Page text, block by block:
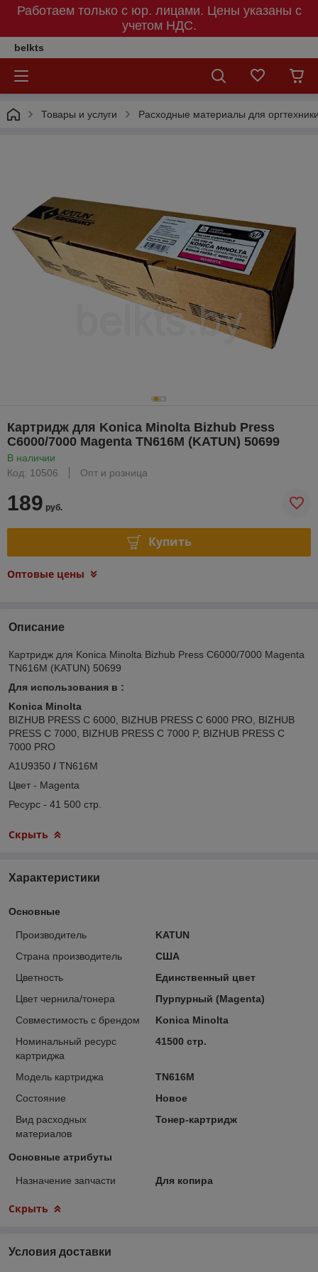
Работаем только с юр. лицами. Цены указаны c
учетом НДС.
belkts
Товары и услуги Расходные материалы для
Картридж для Konica Minolta Bizhub Press
C6000/7000 Magenta TN616M (KATUN) 50699
В наличии
Код: 10506
Опт и розница
189 руб.
Купить
Оптовые цены
Описание
Картридж для Konica Minolta Bizhub Press C6000/7000 Magenta
TN616M (KATUN) 50699
Для использования в :
Konica Minolta
BIZHUB PRESS C 6000, BIZHUB PRESS C 6000 PRO, BIZHUB
PRESS C 7000, BIZHUB PRESS C 7000 P, BIZHUB PRESS C
7000 PRO
A1U9350 / TN616M
Цвет - Magenta
Ресурс - 41 500 стр.
Скрыть
Характеристики
Основные
Производитель
KATUN
Страна производитель
США
Цветность
Единственный цвет
Цвет чернила/тонера
Пурпурный (Magenta)
Совместимость с брендом
Konica Minolta
Номинальный ресурс
картриджа
41500 стр.
Модель картриджа
TN616M
Состояние
Новое
Вид расходных
материалов
Тонер-картридж
Основные атрибуты
Назначение запчасти Для копира
Скрыть
Условия доставки